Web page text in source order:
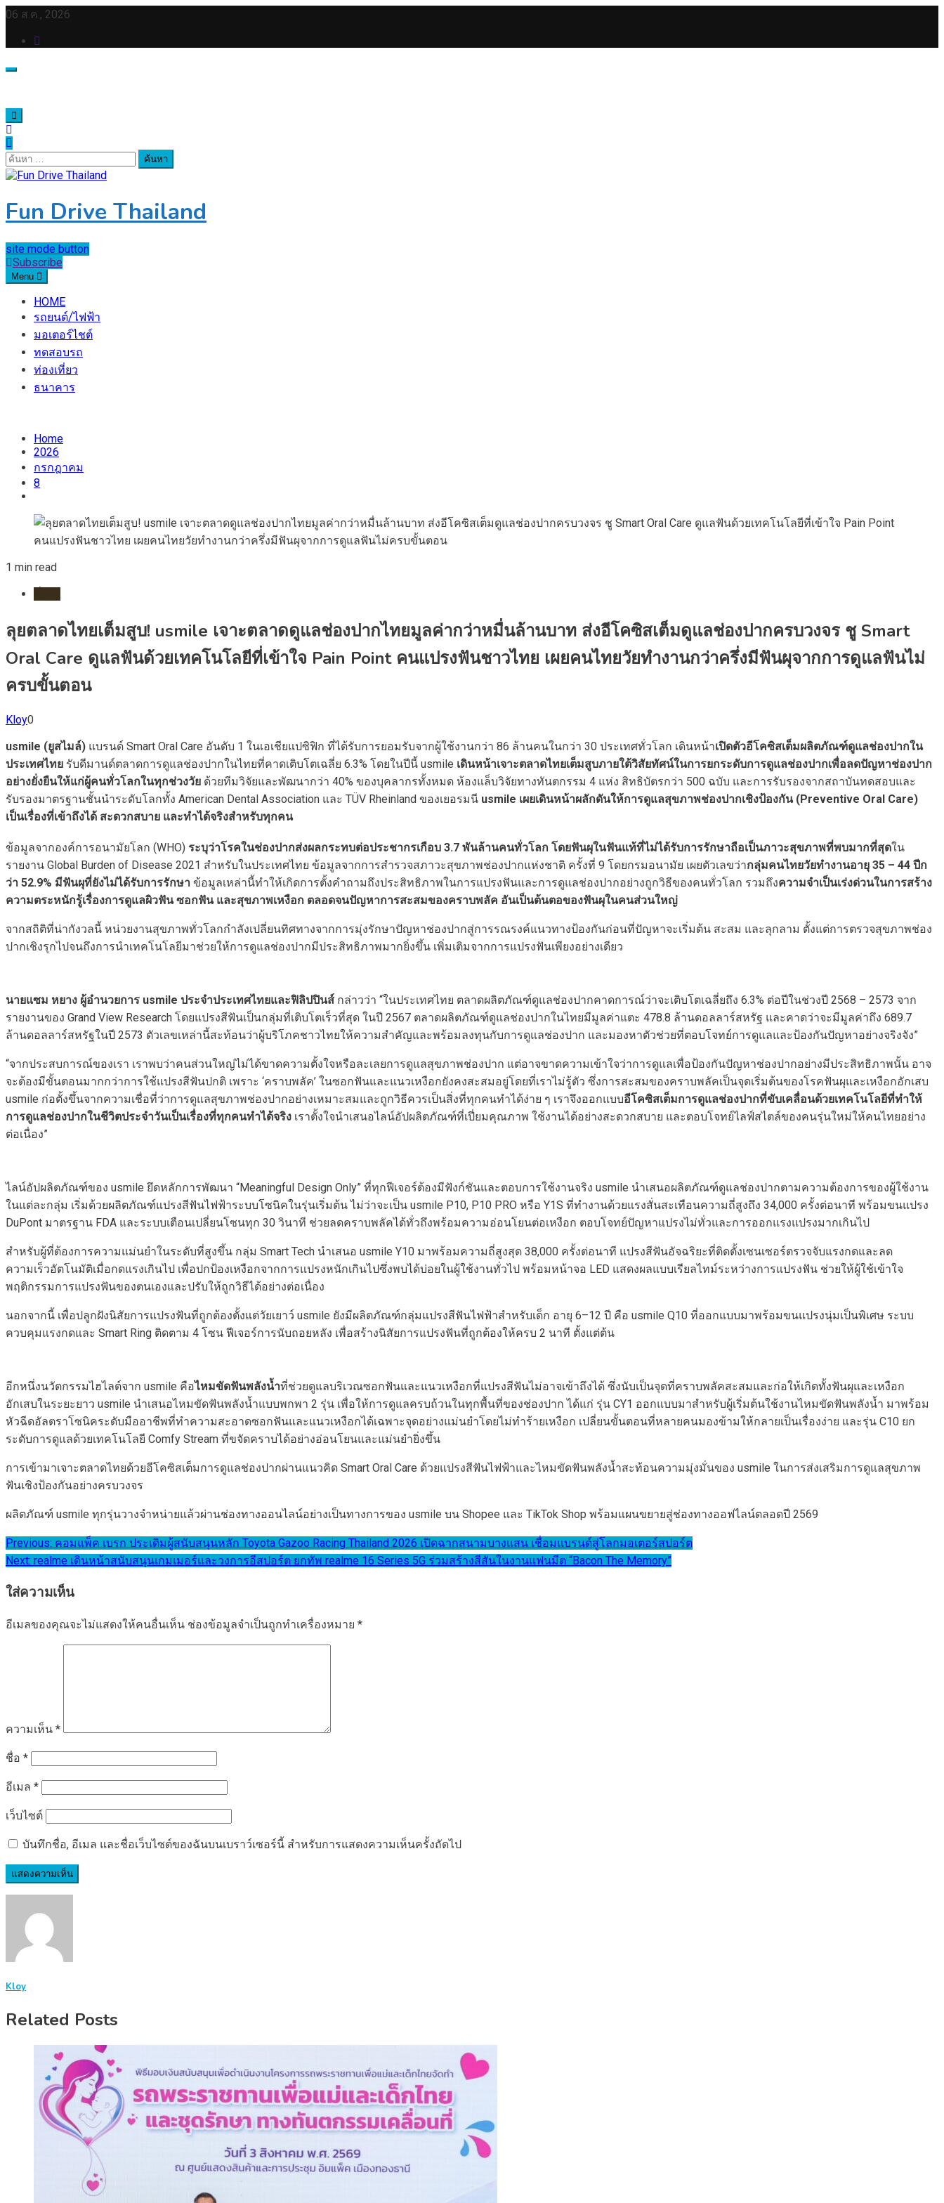
Skip
content
06 ส.ค., 2026
ค้นหา
สำหรับ:
Fun Drive Thailand
site mode button
Subscribe
Menu
HOME
รถยนต์/ไฟฟ้า
มอเตอร์ไชต์
ทดสอบรถ
ท่องเที่ยว
ธนาคาร
Home
2026
กรกฎาคม
8
1 min read
ลุยตลาดไทยเต็มสูบ! usmile เจาะตลาดดูแลช่องปากไทยมูลค่ากว่าหมื่นล้านบาท ส่งอีโคซิสเต็มดูแลช่องปากครบวงจร ชู Smart
Oral Care ดูแลฟันด้วยเทคโนโลยีที่เข้าใจ Pain Point คนแปรงฟันชาวไทย เผยคนไทยวัยทำงานกว่าครึ่งมีฟันผุจากการดูแลฟันไม่
ครบขั้นตอน
Kloy0
usmile (ยูสไมล์) แบรนด์ Smart Oral Care อันดับ 1 ในเอเชียแปซิฟิก ที่ได้รับการยอมรับจากผู้ใช้งานกว่า 86 ล้านคนในกว่า 30 ประเทศทั่วโลก เดินหน้าเปิดตัวอีโคซิสเต็มผลิตภัณฑ์ดูแลช่องปากใน
ประเทศไทย รับดีมานด์ตลาดการดูแลช่องปากในไทยที่คาดเติบโตเฉลี่ย 6.3% โดยในปีนี้ usmile เดินหน้าเจาะตลาดไทยเต็มสูบภายใต้วิสัยทัศน์ในการยกระดับการดูแลช่องปากเพื่อลดปัญหาช่องปาก
อย่างยั่งยืนให้แก่ผู้คนทั่วโลกในทุกช่วงวัย ด้วยทีมวิจัยและพัฒนากว่า 40% ของบุคลากรทั้งหมด ห้องแล็บวิจัยทางทันตกรรม 4 แห่ง สิทธิบัตรกว่า 500 ฉบับ และการรับรองจากสถาบันทดสอบและ
รับรองมาตรฐานชั้นนำระดับโลกทั้ง American Dental Association และ TÜV Rheinland ของเยอรมนี usmile เผยเดินหน้าผลักดันให้การดูแลสุขภาพช่องปากเชิงป้องกัน (Preventive Oral Care)
เป็นเรื่องที่เข้าถึงได้ สะดวกสบาย และทำได้จริงสำหรับทุกคน
ข้อมูลจากองค์การอนามัยโลก (WHO) ระบุว่าโรคในช่องปากส่งผลกระทบต่อประชากรเกือบ 3.7 พันล้านคนทั่วโลก โดยฟันผุในฟันแท้ที่ไม่ได้รับการรักษาถือเป็นภาวะสุขภาพที่พบมากที่สุดใน
รายงาน Global Burden of Disease 2021 สำหรับในประเทศไทย ข้อมูลจากการสำรวจสภาวะสุขภาพช่องปากแห่งชาติ ครั้งที่ 9 โดยกรมอนามัย เผยตัวเลขว่ากลุ่มคนไทยวัยทำงานอายุ 35 – 44 ปีก
ว่า 52.9% มีฟันผุที่ยังไม่ได้รับการรักษา ข้อมูลเหล่านี้ทำให้เกิดการตั้งคำถามถึงประสิทธิภาพในการแปรงฟันและการดูแลช่องปากอย่างถูกวิธีของคนทั่วโลก รวมถึงความจำเป็นเร่งด่วนในการสร้าง
ความตระหนักรู้เรื่องการดูแลผิวฟัน ซอกฟัน และสุขภาพเหงือก ตลอดจนปัญหาการสะสมของคราบพลัค อันเป็นต้นตอของฟันผุในคนส่วนใหญ่
จากสถิติที่น่ากังวลนี้ หน่วยงานสุขภาพทั่วโลกกำลังเปลี่ยนทิศทางจากการมุ่งรักษาปัญหาช่องปากสู่การรณรงค์แนวทางป้องกันก่อนที่ปัญหาจะเริ่มต้น สะสม และลุกลาม ตั้งแต่การตรวจสุขภาพช่อง
ปากเชิงรุกไปจนถึงการนำเทคโนโลยีมาช่วยให้การดูแลช่องปากมีประสิทธิภาพมากยิ่งขึ้น เพิ่มเติมจากการแปรงฟันเพียงอย่างเดียว
นายแซม หยาง ผู้อำนวยการ usmile ประจำประเทศไทยและฟิลิปปินส์ กล่าวว่า “ในประเทศไทย ตลาดผลิตภัณฑ์ดูแลช่องปากคาดการณ์ว่าจะเติบโตเฉลี่ยถึง 6.3% ต่อปีในช่วงปี 2568 – 2573 จาก
รายงานของ Grand View Research โดยแปรงสีฟันเป็นกลุ่มที่เติบโตเร็วที่สุด ในปี 2567 ตลาดผลิตภัณฑ์ดูแลช่องปากในไทยมีมูลค่าแตะ 478.8 ล้านดอลลาร์สหรัฐ และคาดว่าจะมีมูลค่าถึง 689.7
ล้านดอลลาร์สหรัฐในปี 2573 ตัวเลขเหล่านี้สะท้อนว่าผู้บริโภคชาวไทยให้ความสำคัญและพร้อมลงทุนกับการดูแลช่องปาก และมองหาตัวช่วยที่ตอบโจทย์การดูแลและป้องกันปัญหาอย่างจริงจัง”
“จากประสบการณ์ของเรา เราพบว่าคนส่วนใหญ่ไม่ได้ขาดความตั้งใจหรือละเลยการดูแลสุขภาพช่องปาก แต่อาจขาดความเข้าใจว่าการดูแลเพื่อป้องกันปัญหาช่องปากอย่างมีประสิทธิภาพนั้น อาจ
จะต้องมีขั้นตอนมากกว่าการใช้แปรงสีฟันปกติ เพราะ ‘คราบพลัค’ ในซอกฟันและแนวเหงือกยังคงสะสมอยู่โดยที่เราไม่รู้ตัว ซึ่งการสะสมของคราบพลัคเป็นจุดเริ่มต้นของโรคฟันผุและเหงือกอักเสบ
usmile ก่อตั้งขึ้นจากความเชื่อที่ว่าการดูแลสุขภาพช่องปากอย่างเหมาะสมและถูกวิธีควรเป็นสิ่งที่ทุกคนทำได้ง่าย ๆ เราจึงออกแบบอีโคซิสเต็มการดูแลช่องปากที่ขับเคลื่อนด้วยเทคโนโลยีที่ทำให้
การดูแลช่องปากในชีวิตประจำวันเป็นเรื่องที่ทุกคนทำได้จริง เราตั้งใจนำเสนอไลน์อัปผลิตภัณฑ์ที่เปี่ยมคุณภาพ ใช้งานได้อย่างสะดวกสบาย และตอบโจทย์ไลฟ์สไตล์ของคนรุ่นใหม่ให้คนไทยอย่าง
ต่อเนื่อง”
ไลน์อัปผลิตภัณฑ์ของ usmile ยึดหลักการพัฒนา “Meaningful Design Only” ที่ทุกฟีเจอร์ต้องมีฟังก์ชันและตอบการใช้งานจริง usmile นำเสนอผลิตภัณฑ์ดูแลช่องปากตามความต้องการของผู้ใช้งาน
ในแต่ละกลุ่ม เริ่มด้วยผลิตภัณฑ์แปรงสีฟันไฟฟ้าระบบโซนิคในรุ่นเริ่มต้น ไม่ว่าจะเป็น usmile P10, P10 PRO หรือ Y1S ที่ทำงานด้วยแรงสั่นสะเทือนความถี่สูงถึง 34,000 ครั้งต่อนาที พร้อมขนแปรง
DuPont มาตรฐาน FDA และระบบเตือนเปลี่ยนโซนทุก 30 วินาที ช่วยลดคราบพลัคได้ทั่วถึงพร้อมความอ่อนโยนต่อเหงือก ตอบโจทย์ปัญหาแปรงไม่ทั่วและการออกแรงแปรงมากเกินไป
สำหรับผู้ที่ต้องการความแม่นยำในระดับที่สูงขึ้น กลุ่ม Smart Tech นำเสนอ usmile Y10 มาพร้อมความถี่สูงสุด 38,000 ครั้งต่อนาที แปรงสีฟันอัจฉริยะที่ติดตั้งเซนเซอร์ตรวจจับแรงกดและลด
ความเร็วอัตโนมัติเมื่อกดแรงเกินไป เพื่อปกป้องเหงือกจากการแปรงหนักเกินไปซึ่งพบได้บ่อยในผู้ใช้งานทั่วไป พร้อมหน้าจอ LED แสดงผลแบบเรียลไทม์ระหว่างการแปรงฟัน ช่วยให้ผู้ใช้เข้าใจ
พฤติกรรมการแปรงฟันของตนเองและปรับให้ถูกวิธีได้อย่างต่อเนื่อง
นอกจากนี้ เพื่อปลูกฝังนิสัยการแปรงฟันที่ถูกต้องตั้งแต่วัยเยาว์ usmile ยังมีผลิตภัณฑ์กลุ่มแปรงสีฟันไฟฟ้าสำหรับเด็ก อายุ 6–12 ปี คือ usmile Q10 ที่ออกแบบมาพร้อมขนแปรงนุ่มเป็นพิเศษ ระบบ
ควบคุมแรงกดและ Smart Ring ติดตาม 4 โซน ฟีเจอร์การนับถอยหลัง เพื่อสร้างนิสัยการแปรงฟันที่ถูกต้องให้ครบ 2 นาที ตั้งแต่ต้น
อีกหนึ่งนวัตกรรมไฮไลต์จาก usmile คือไหมขัดฟันพลังน้ำที่ช่วยดูแลบริเวณซอกฟันและแนวเหงือกที่แปรงสีฟันไม่อาจเข้าถึงได้ ซึ่งนับเป็นจุดที่คราบพลัคสะสมและก่อให้เกิดทั้งฟันผุและเหงือก
อักเสบในระยะยาว usmile นำเสนอไหมขัดฟันพลังน้ำแบบพกพา 2 รุ่น เพื่อให้การดูแลครบถ้วนในทุกพื้นที่ของช่องปาก ได้แก่ รุ่น CY1 ออกแบบมาสำหรับผู้เริ่มต้นใช้งานไหมขัดฟันพลังน้ำ มาพร้อม
หัวฉีดอัลตราโซนิคระดับมืออาชีพที่ทำความสะอาดซอกฟันและแนวเหงือกได้เฉพาะจุดอย่างแม่นยำโดยไม่ทำร้ายเหงือก เปลี่ยนขั้นตอนที่หลายคนมองข้ามให้กลายเป็นเรื่องง่าย และรุ่น C10 ยก
ระดับการดูแลด้วยเทคโนโลยี Comfy Stream ที่ขจัดคราบได้อย่างอ่อนโยนและแม่นยำยิ่งขึ้น
การเข้ามาเจาะตลาดไทยด้วยอีโคซิสเต็มการดูแลช่องปากผ่านแนวคิด Smart Oral Care ด้วยแปรงสีฟันไฟฟ้าและไหมขัดฟันพลังน้ำสะท้อนความมุ่งมั่นของ usmile ในการส่งเสริมการดูแลสุขภาพ
ฟันเชิงป้องกันอย่างครบวงจร
ผลิตภัณฑ์ usmile ทุกรุ่นวางจำหน่ายแล้วผ่านช่องทางออนไลน์อย่างเป็นทางการของ usmile บน Shopee และ TikTok Shop พร้อมแผนขยายสู่ช่องทางออฟไลน์ตลอดปี 2569
แนะแนว
เรื่อง
Previous: คอมแพ็ค เบรก ประเดิมผู้สนับสนุนหลัก Toyota Gazoo Racing Thailand 2026 เปิดฉากสนามบางแสน เชื่อมแบรนด์สู่โลกมอเตอร์สปอร์ต
Next: realme เดินหน้าสนับสนุนเกมเมอร์และวงการอีสปอร์ต ยกทัพ realme 16 Series 5G ร่วมสร้างสีสันในงานแฟนมีต “Bacon The Memory”
ใส่ความเห็น
อีเมลของคุณจะไม่แสดงให้คนอื่นเห็น ช่องข้อมูลจำเป็นถูกทำเครื่องหมาย *
ความเห็น *
ชื่อ *
อีเมล *
เว็บไซต์
บันทึกชื่อ, อีเมล และชื่อเว็บไซต์ของฉันบนเบราว์เซอร์นี้ สำหรับการแสดงความเห็นครั้งถัดไป
Kloy
Related Posts